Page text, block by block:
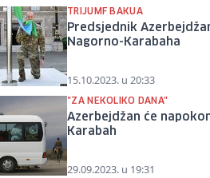
TRIJUMF BAKUA
Predsjednik
Nagorno-Karabaha
15.10.2023. u 20:33
"ZA NEKOLIKO DANA"
Azerbejdžan će
Karabah
29.09.2023. u 19:31